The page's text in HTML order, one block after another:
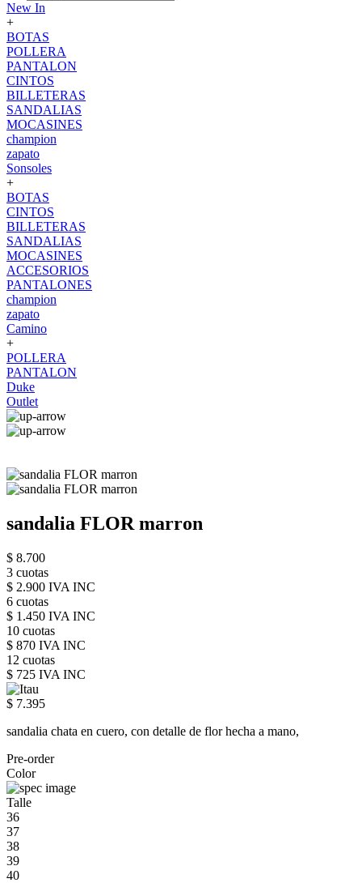
New In
+
BOTAS
POLLERA
PANTALON
CINTOS
BILLETERAS
SANDALIAS
MOCASINES
champion
zapato
Sonsoles
+
BOTAS
CINTOS
BILLETERAS
SANDALIAS
MOCASINES
ACCESORIOS
PANTALONES
champion
zapato
Camino
+
POLLERA
PANTALON
Duke
Outlet
sandalia FLOR marron
$ 8.700
3 cuotas
$ 2.900 IVA INC
6 cuotas
$ 1.450 IVA INC
10 cuotas
$ 870 IVA INC
12 cuotas
$ 725 IVA INC
$ 7.395
sandalia chata en cuero, con detalle de flor hecha a mano,
Pre-order
Color
Talle
36
37
38
39
40